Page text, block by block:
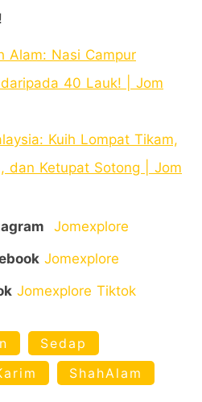
Alam: Nasi Campur
40 Lauk! | Jom
Kuih Lompat Tikam,
dan Ketupat Sotong | Jom
Jomexplore
Jomexplore
Jomexplore Tiktok
Sedap
ShahAlam